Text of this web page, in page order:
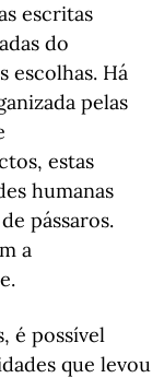
escritas
do
escolhas. Há
pelas
estas
humanas
pássaros.
a
é possível
que levou